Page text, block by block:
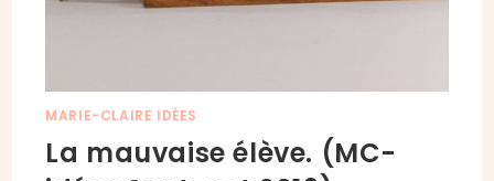
MARIE-CLAIRE IDÉES
La mauvaise élève. (MC-